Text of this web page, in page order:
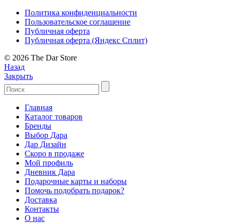
Политика конфиденциальности
Пользовательское соглашение
Публичная оферта
Публичная оферта (Яндекс Сплит)
© 2026 The Dar Store
Назад
Закрыть
Главная
Каталог товаров
Бренды
Выбор Дара
Дар Дизайн
Скоро в продаже
Мой профиль
Дневник Дара
Подарочные карты и наборы
Помочь подобрать подарок?
Доставка
Контакты
О нас